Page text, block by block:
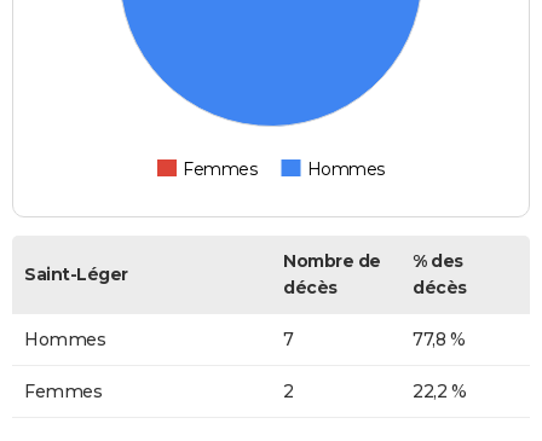
Femmes Hommes
Saint-Léger
Nombre de
décès
% des
décès
Hommes 7 77,8 %
Femmes 2 22,2 %